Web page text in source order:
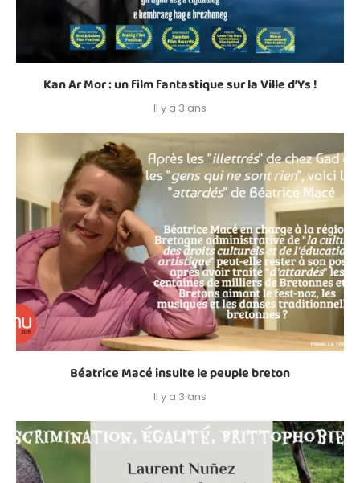
Kan Ar Mor : un film fantastique sur la Ville d’Ys !
Il y a 3 ans
Béatrice Macé insulte le peuple breton
Il y a 3 ans